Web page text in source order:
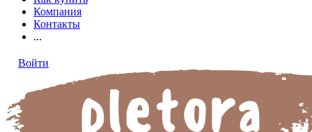
Компания
Контакты
...
Войти